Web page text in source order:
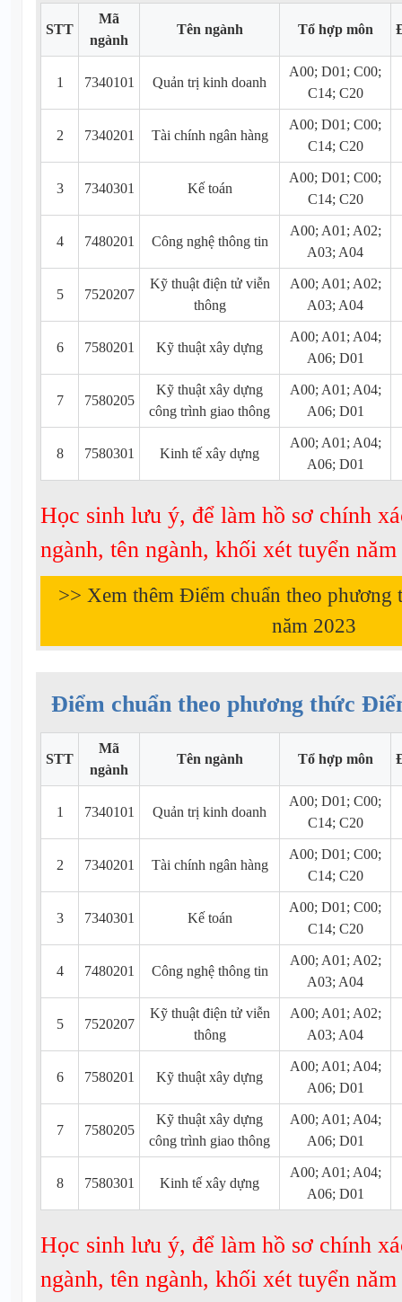
STT
Mã
ngành
Tên ngành Tổ hợp môn
1 7340101 Quản trị kinh doanh
A00; D01; C00;
C14; C20
2 7340201 Tài chính ngân hàng
A00; D01; C00;
C14; C20
3 7340301 Kế toán
A00; D01; C00;
C14; C20
4 7480201 Công nghệ thông tin
A00; A01; A02;
A03; A04
5 7520207
Kỹ thuật điện tử viễn
thông
A00; A01; A02;
A03; A04
6 7580201 Kỹ thuật xây dựng
A00; A01; A04;
A06; D01
7 7580205
Kỹ thuật xây dựng
công trình giao thông
A00; A01; A04;
A06; D01
8 7580301 Kinh tế xây dựng
A00; A01; A04;
A06; D01
Học sinh lưu ý, để làm hồ sơ chính
ngành, tên ngành, khối xét tuyển
>> Xem thêm Điểm chuẩn theo
năm 2023
Điểm chuẩn theo phương thức
STT
Mã
ngành
Tên ngành Tổ hợp môn
1 7340101 Quản trị kinh doanh
A00; D01; C00;
C14; C20
2 7340201 Tài chính ngân hàng
A00; D01; C00;
C14; C20
3 7340301 Kế toán
A00; D01; C00;
C14; C20
4 7480201 Công nghệ thông tin
A00; A01; A02;
A03; A04
5 7520207
Kỹ thuật điện tử viễn
thông
A00; A01; A02;
A03; A04
6 7580201 Kỹ thuật xây dựng
A00; A01; A04;
A06; D01
7 7580205
Kỹ thuật xây dựng
công trình giao thông
A00; A01; A04;
A06; D01
8 7580301 Kinh tế xây dựng
A00; A01; A04;
A06; D01
Học sinh lưu ý, để làm hồ sơ chính
ngành, tên ngành, khối xét tuyển